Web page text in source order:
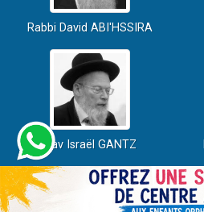
Rabbi David ABI'HSSIRA
Rav Israël GANTZ